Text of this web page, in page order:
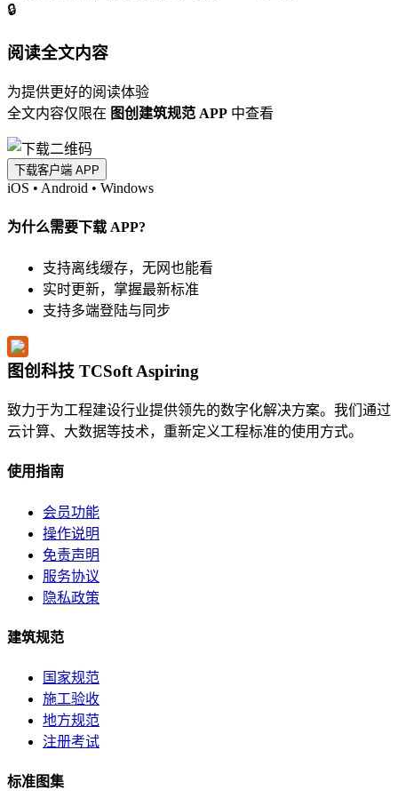
🔒
阅读全文内容
为提供更好的阅读体验
全文内容仅限在 图创建筑规范 APP 中查看
下载客户端 APP
iOS • Android • Windows
为什么需要下载 APP?
支持离线缓存，无网也能看
实时更新，掌握最新标准
支持多端登陆与同步
图创科技 TCSoft Aspiring
致力于为工程建设行业提供领先的数字化解决方案。我们通过
云计算、大数据等技术，重新定义工程标准的使用方式。
使用指南
会员功能
操作说明
免责声明
服务协议
隐私政策
建筑规范
国家规范
施工验收
地方规范
注册考试
标准图集